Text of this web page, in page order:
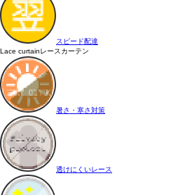
スピード配達
Lace curtainレースカーテン
暑さ・寒さ対策
透けにくいレース